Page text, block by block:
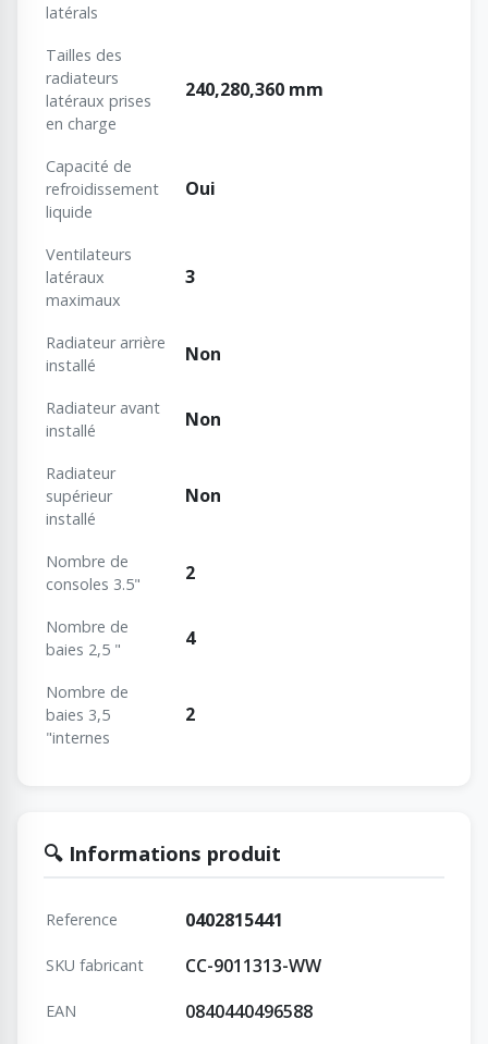
latérals
Tailles des
radiateurs
latéraux prises
en charge
240,280,360 mm
Capacité de
refroidissement
liquide
Oui
Ventilateurs
latéraux
maximaux
3
Radiateur arrière
installé
Non
Radiateur avant
installé
Non
Radiateur
supérieur
installé
Non
Nombre de
consoles 3.5"
2
Nombre de
baies 2,5 "
4
Nombre de
baies 3,5
"internes
2
🔍 Informations produit
Reference 0402815441
SKU fabricant CC-9011313-WW
EAN 0840440496588